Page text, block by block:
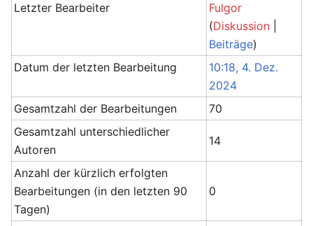
Letzter Bearbeiter
Fulgor
(Diskussion
Beiträge)
Datum der letzten Bearbeitung
10:18, 4. Dez.
2024
Gesamtzahl der Bearbeitungen
70
Gesamtzahl unterschiedlicher
Autoren
14
Anzahl der kürzlich erfolgten
Bearbeitungen (in den letzten 90
Tagen)
0